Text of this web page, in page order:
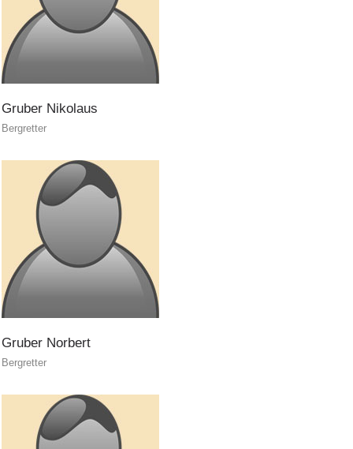
Rapporti annuali
DIVENTARE VOLONTARI
Gruber Nikolaus
Bergretter
Gruber Norbert
Bergretter